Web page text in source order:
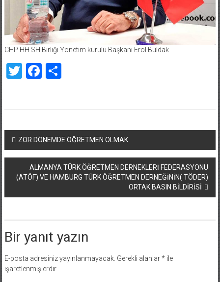
CHP HH SH Birliği Yönetim kurulu Başkanı Erol Buldak
TwitterFacebook
Share
Yazı
dolaşımı
ZOR DÖNEMDE ÖĞRETMEN OLMAK
ALMANYA TÜRK ÖĞRETMEN DERNEKLERİ FEDERASYONU
(ATÖF) VE HAMBURG TÜRK ÖĞRETMEN DERNEĞİNİN( TÖDER)
ORTAK BASIN BİLDİRİSİ
Bir yanıt yazın
E-posta adresiniz yayınlanmayacak. Gerekli alanlar*ile
işaretlenmişlerdir